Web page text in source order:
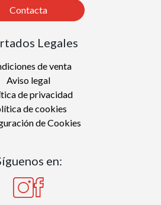
Contacta
Legales
de venta
Aviso legal
de privacidad
de cookies
de Cookies
en: